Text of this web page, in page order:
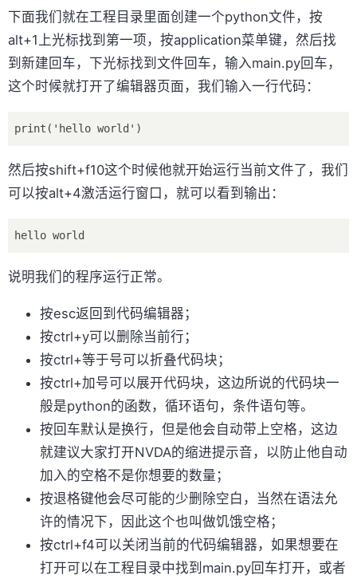
下面我们就在工程目录里面创建一个python文件，按
alt+1上光标找到第一项，按application菜单键，然后找
到新建回车，下光标找到文件回车，输入main.py回车，
这个时候就打开了编辑器页面，我们输入一行代码：
然后按shift+f10这个时候他就开始运行当前文件了，我们
可以按alt+4激活运行窗口，就可以看到输出：
说明我们的程序运行正常。
按esc返回到代码编辑器；
按ctrl+y可以删除当前行；
按ctrl+等于号可以折叠代码块；
按ctrl+加号可以展开代码块，这边所说的代码块一
般是python的函数，循环语句，条件语句等。
按回车默认是换行，但是他会自动带上空格，这边
就建议大家打开NVDA的缩进提示音，以防止他自动
加入的空格不是你想要的数量；
按退格键他会尽可能的少删除空白，当然在语法允
许的情况下，因此这个也叫做饥饿空格；
按ctrl+f4可以关闭当前的代码编辑器，如果想要在
打开可以在工程目录中找到main.py回车打开，或者